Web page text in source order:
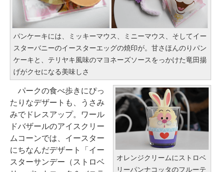
パンケーキには、ミッキーマウス、ミニーマウス、そしてイー
スターバニーのイースターエッグの焼印が。甘さほんのりパン
ケーキと、テリヤキ風味のマヨネーズソースをっかけた竜田揚
げがクセになる美味しさ
オレンジクリームにストロベ
リーパンナコッタのフルーテ
パークの食べ歩きにぴっ
たりなデザートも、うさみ
みでドレスアップ。ワール
ドバザールのアイスクリー
ムコーンでは、イースター
にちなんだデザート「イー
スターサンデー（ストロベ